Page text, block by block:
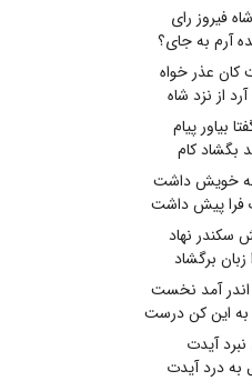
فیروز رای
آرم به جای؟
کان عذر خواه
از نزد شاه
بیاور پیام
بگشاد کام
خویش داشت
فرا پیش داشت
سکندر نهاد
زبان برگشاد
آمد نخست
به این کن درست
آیدت
به درد آیدت